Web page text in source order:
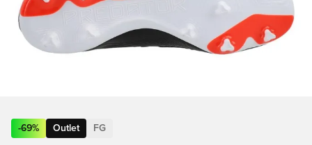
-69% Outlet FG